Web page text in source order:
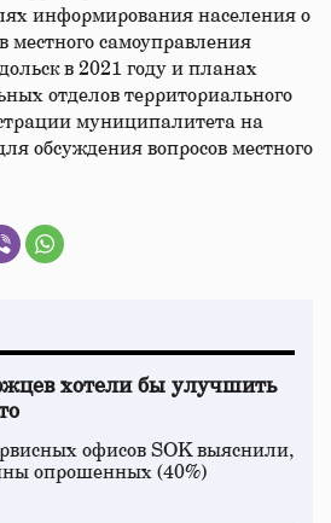
информирования населения о
местного самоуправления
в 2021 году и планах
отделов территориального
муниципалитета на
обсуждения вопросов местного
хотели бы улучшить
офисов SOK выяснили,
опрошенных (40%)